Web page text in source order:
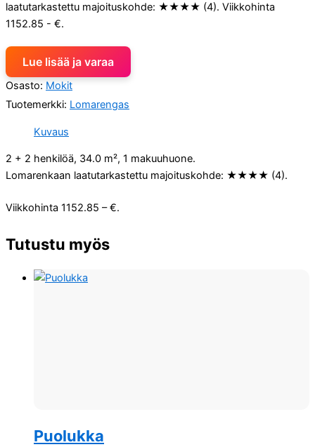
laatutarkastettu majoituskohde: ★★★★ (4). Viikkohinta
1152.85 - €.
Lue lisää ja varaa
Osasto: Mokit
Tuotemerkki: Lomarengas
Kuvaus
2 + 2 henkilöä, 34.0 m², 1 makuuhuone.
Lomarenkaan laatutarkastettu majoituskohde: ★★★★ (4).
Viikkohinta 1152.85 – €.
Tutustu myös
Puolukka